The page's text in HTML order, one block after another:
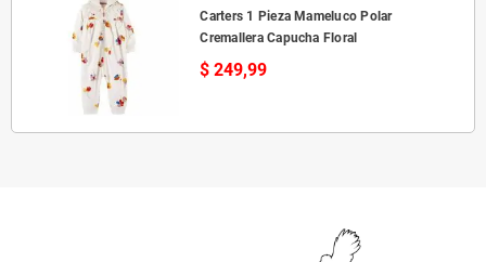
Carters 1 Pieza Mameluco Polar
Cremallera Capucha Floral
$ 249,99